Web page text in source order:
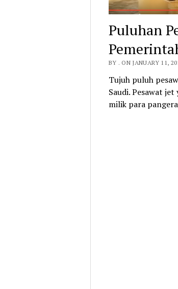
Puluhan
BY . ON JANUARY 11,
Tujuh puluh
Saudi. Pesawat
milik para